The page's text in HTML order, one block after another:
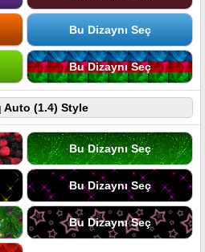
Bu Dizaynı Seç
Bu Dizaynı Seç
Auto (1.4) Style
Bu Dizaynı Seç
Bu Dizaynı Seç
Bu Dizaynı Seç